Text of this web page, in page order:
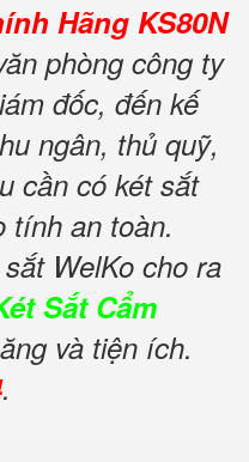
Hãng KS80N
phòng công ty
đốc, đến kế
ngân, thủ quỹ,
cần có két sắt
tính an toàn.
WelKo cho ra
Sắt Cẩm
và tiện ích.
.